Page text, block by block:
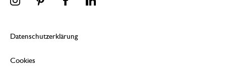
Datenschutzerklärung
Cookies